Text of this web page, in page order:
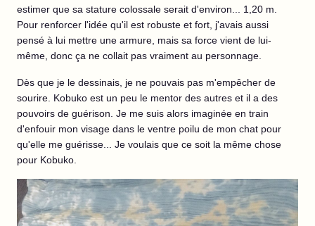
estimer que sa stature colossale serait d'environ... 1,20 m.
Pour renforcer l'idée qu'il est robuste et fort, j'avais aussi
pensé à lui mettre une armure, mais sa force vient de lui-
même, donc ça ne collait pas vraiment au personnage.
Dès que je le dessinais, je ne pouvais pas m'empêcher de
sourire. Kobuko est un peu le mentor des autres et il a des
pouvoirs de guérison. Je me suis alors imaginée en train
d'enfouir mon visage dans le ventre poilu de mon chat pour
qu'elle me guérisse... Je voulais que ce soit la même chose
pour Kobuko.